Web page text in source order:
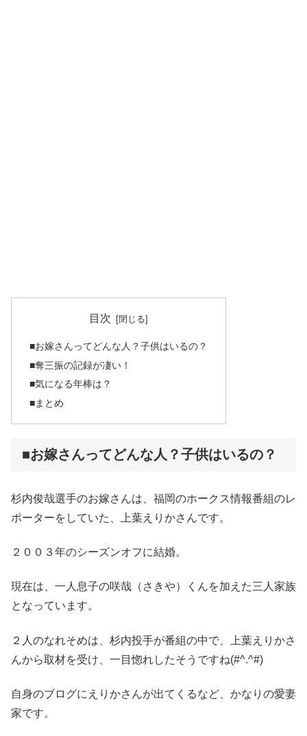
目次
■お嫁さんってどんな人？子供はいるの？
■奪三振の記録が凄い！
■気になる年棒は？
■まとめ
■お嫁さんってどんな人？子供はいるの？
杉内俊哉選手のお嫁さんは、福岡のホークス情報番組のレ
ポーターをしていた、上葉えりかさんです。
２００３年のシーズンオフに結婚。
現在は、一人息子の咲哉（さきや）くんを加えた三人家族
となっています。
２人のなれそめは、杉内投手が番組の中で、上葉えりかさ
んから取材を受け、一目惚れしたそうですね(#^.^#)
自身のブログにえりかさんが出てくるなど、かなりの愛妻
家です。